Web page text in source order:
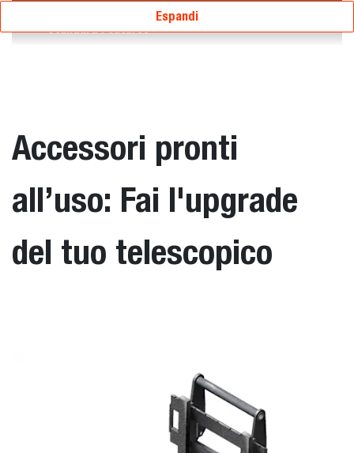
Standard Features
Espandi
Accessori pronti
all’uso: Fai l'upgrade
del tuo telescopico